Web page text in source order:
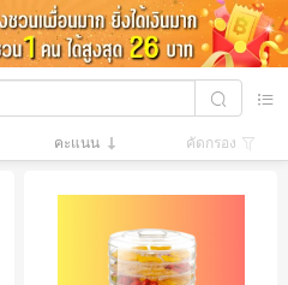
คะแนน คัดกรอง